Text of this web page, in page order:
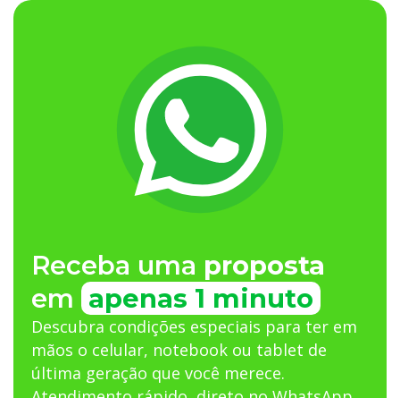
Receba uma proposta
em apenas 1 minuto
Descubra condições especiais para ter em
mãos o celular, notebook ou tablet de
última geração que você merece.